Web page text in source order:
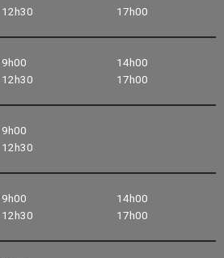
12h30
17h00
9h00
12h30
14h00
17h00
9h00
12h30
9h00
12h30
14h00
17h00